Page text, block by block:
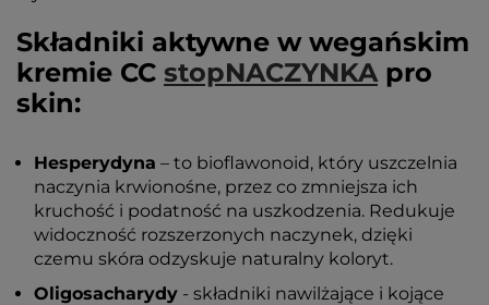
Składniki aktywne w wegańskim
kremie CC stopNACZYNKApro
skin:
Hesperydyna – to bioflawonoid, który uszczelnia
naczynia krwionośne, przez co zmniejsza ich
kruchość i podatność na uszkodzenia. Redukuje
widoczność rozszerzonych naczynek, dzięki
czemu skóra odzyskuje naturalny koloryt.
Oligosacharydy - składniki nawilżające i kojące